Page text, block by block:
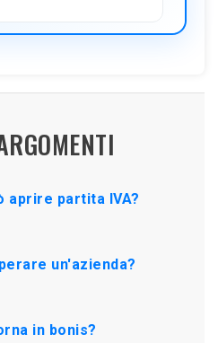
aprire partita IVA?
un'azienda?
in bonis?